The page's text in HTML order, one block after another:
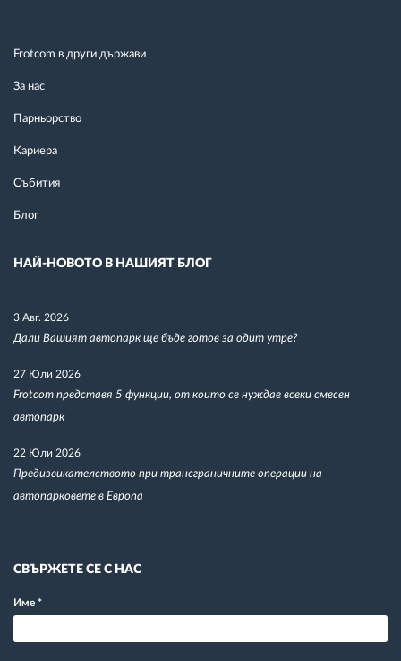
Frotcom в други държави
За нас
Парньорство
Кариера
Събития
Блог
НАЙ-НОВОТО В НАШИЯТ БЛОГ
3 Авг. 2026
Дали Вашият автопарк ще бъде готов за одит утре?
27 Юли 2026
Frotcom представя 5 функции, от които се нуждае всеки смесен
автопарк
22 Юли 2026
Предизвикателството при трансграничните операции на
автопарковете в Европа
СВЪРЖЕТЕ СЕ С НАС
Име *